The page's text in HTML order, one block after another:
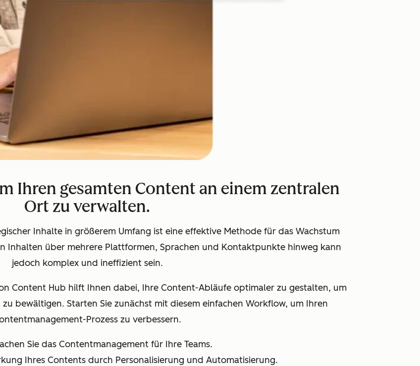
Ihren gesamten Content an einem zentralen
Ort zu verwalten.
Inhalte in größerem Umfang ist eine effektive Methode für das Wachstum
Inhalten über mehrere Plattformen, Sprachen und Kontaktpunkte hinweg kann
jedoch komplex und ineffizient sein.
Content Hub hilft Ihnen dabei, Ihre Content-Abläufe optimaler zu gestalten, um
bewältigen. Starten Sie zunächst mit diesem einfachen Workflow, um Ihren
Prozess zu verbessern.
Sie das Contentmanagement für Ihre Teams.
Ihres Contents durch Personalisierung und Automatisierung.